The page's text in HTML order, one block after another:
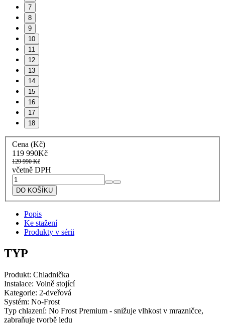
7
8
9
10
11
12
13
14
15
16
17
18
Cena (Kč)
119 990Kč
129 990Kč
včetně DPH
Lofra
Side
by
chladnička
GFRNM619
Dolcevita
matná
množství
DO KOŠÍKU
Popis
Ke stažení
Produkty v sérii
TYP
Produkt: Chladnička
Instalace: Volně stojící
Kategorie: 2-dveřová
Systém: No-Frost
Typ chlazení: No Frost Premium - snižuje vlhkost v mrazničce,
zabraňuje tvorbě ledu